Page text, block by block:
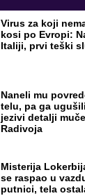
Virus za koji
kosi po Evropi:
Italiji, prvi teški
Naneli mu
telu, pa ga
jezivi detalji
Radivoja
Misterija
se raspao u
putnici, tela